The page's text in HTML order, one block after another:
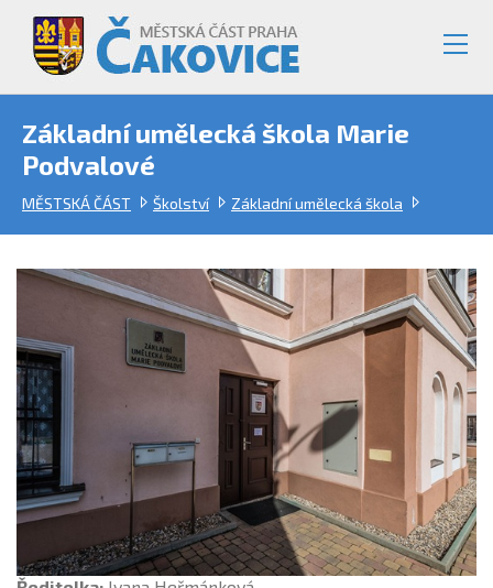
Základní umělecká škola Marie
Podvalové
MĚSTSKÁ ČÁST Školství Základní umělecká škola